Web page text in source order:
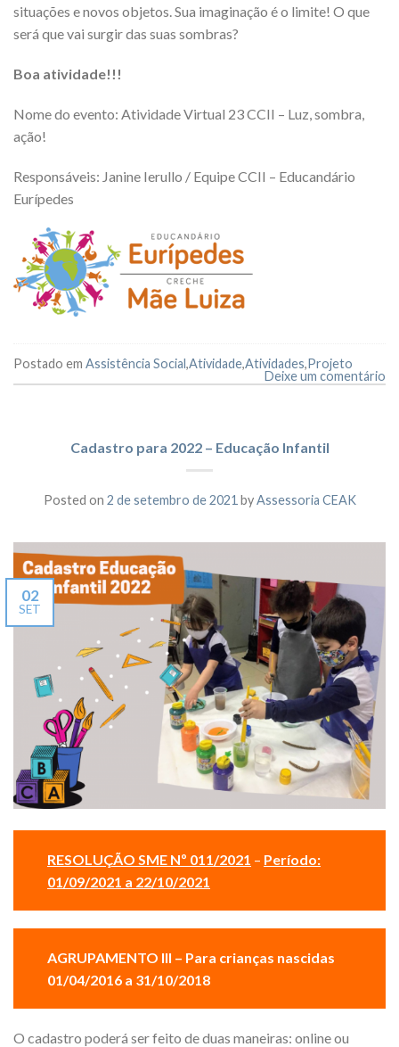
situações e novos objetos. Sua imaginação é o limite! O que
será que vai surgir das suas sombras?
Boa atividade!!!
Nome do evento: Atividade Virtual 23 CCII – Luz, sombra,
ação!
Responsáveis: Janine Ierullo / Equipe CCII – Educandário
Eurípedes
Postado em Assistência Social,Atividade,Atividades,Projeto
Deixe um comentário
Cadastro para 2022 – Educação Infantil
Posted on 2 de setembro de 2021 byAssessoria CEAK
02
SET
RESOLUÇÃO SME Nº 011/2021 – Período:
01/09/2021 a 22/10/2021
AGRUPAMENTO III – Para crianças nascidas
01/04/2016 a 31/10/2018
O cadastro poderá ser feito de duas maneiras: online ou